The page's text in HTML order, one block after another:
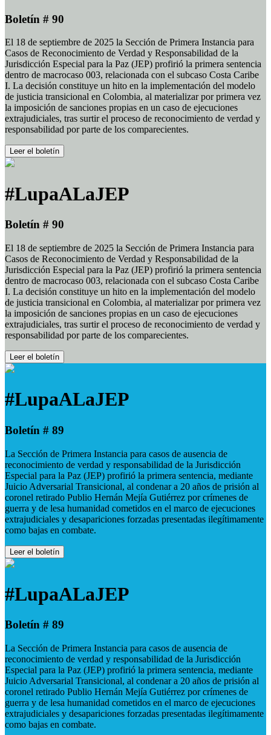
Boletín # 90
El 18 de septiembre de 2025 la Sección de Primera Instancia para
Casos de Reconocimiento de Verdad y Responsabilidad de la
Jurisdicción Especial para la Paz (JEP) profirió la primera sentencia
dentro de macrocaso 003, relacionada con el subcaso Costa Caribe
I. La decisión constituye un hito en la implementación del modelo
de justicia transicional en Colombia, al materializar por primera vez
la imposición de sanciones propias en un caso de ejecuciones
extrajudiciales, tras surtir el proceso de reconocimiento de verdad y
responsabilidad por parte de los comparecientes.
Leer el boletín
#LupaALaJEP
Boletín # 90
El 18 de septiembre de 2025 la Sección de Primera Instancia para
Casos de Reconocimiento de Verdad y Responsabilidad de la
Jurisdicción Especial para la Paz (JEP) profirió la primera sentencia
dentro de macrocaso 003, relacionada con el subcaso Costa Caribe
I. La decisión constituye un hito en la implementación del modelo
de justicia transicional en Colombia, al materializar por primera vez
la imposición de sanciones propias en un caso de ejecuciones
extrajudiciales, tras surtir el proceso de reconocimiento de verdad y
responsabilidad por parte de los comparecientes.
Leer el boletín
#LupaALaJEP
Boletín # 89
La Sección de Primera Instancia para casos de ausencia de
reconocimiento de verdad y responsabilidad de la Jurisdicción
Especial para la Paz (JEP) profirió la primera sentencia, mediante
Juicio Adversarial Transicional, al condenar a 20 años de prisión al
coronel retirado Publio Hernán Mejía Gutiérrez por crímenes de
guerra y de lesa humanidad cometidos en el marco de ejecuciones
extrajudiciales y desapariciones forzadas presentadas ilegítimamente
como bajas en combate.
Leer el boletín
#LupaALaJEP
Boletín # 89
La Sección de Primera Instancia para casos de ausencia de
reconocimiento de verdad y responsabilidad de la Jurisdicción
Especial para la Paz (JEP) profirió la primera sentencia, mediante
Juicio Adversarial Transicional, al condenar a 20 años de prisión al
coronel retirado Publio Hernán Mejía Gutiérrez por crímenes de
guerra y de lesa humanidad cometidos en el marco de ejecuciones
extrajudiciales y desapariciones forzadas presentadas ilegítimamente
como bajas en combate.